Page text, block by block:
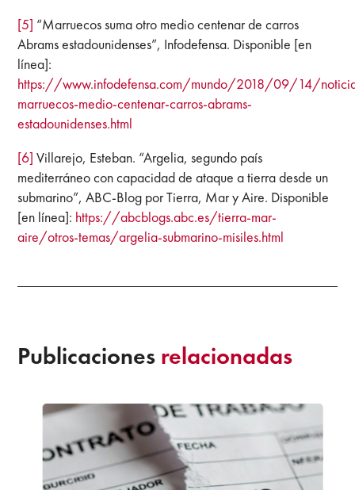
[5] “Marruecos suma otro medio centenar de carros
Abrams estadounidenses”, Infodefensa. Disponible [en
línea]:
https://www.infodefensa.com/mundo/2018/09/14/
marruecos-medio-centenar-carros-abrams-
estadounidenses.html
[6] Villarejo, Esteban. “Argelia, segundo país
mediterráneo con capacidad de ataque a tierra desde un
submarino”, ABC-Blog por Tierra, Mar y Aire. Disponible
[en línea]: https://abcblogs.abc.es/tierra-mar-
aire/otros-temas/argelia-submarino-misiles.html
Publicaciones relacionadas